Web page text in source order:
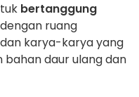
bertanggung
dengan ruang
karya-karya yang
bahan daur ulang dan